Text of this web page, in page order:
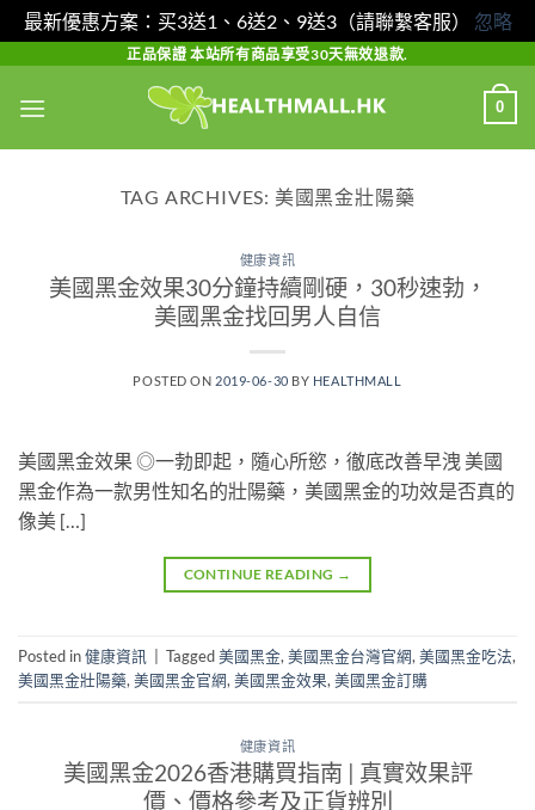
最新優惠方案：买3送1、6送2、9送3（請聯繫客服） 忽略
content
正品保證 本站所有商品享受30天無效退款.
0
TAG ARCHIVES: 美國黑金壯陽藥
健康資訊
美國黑金效果30分鐘持續剛硬，30秒速勃，
美國黑金找回男人自信
POSTED ON 2019-06-30 BY HEALTHMALL
美國黑金效果 ◎一勃即起，隨心所慾，徹底改善早洩 美國
黑金作為一款男性知名的壯陽藥，美國黑金的功效是否真的
像美 […]
CONTINUE READING →
Posted in健康資訊 Tagged美國黑金, 美國黑金台灣官網, 美國黑金吃法,
美國黑金壯陽藥, 美國黑金官網, 美國黑金效果, 美國黑金訂購
健康資訊
美國黑金2026香港購買指南 | 真實效果評
價、價格參考及正貨辨別